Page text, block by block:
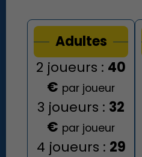
Adultes
2 joueurs : 40
€ par joueur
3 joueurs : 32
€ par joueur
4 joueurs : 29